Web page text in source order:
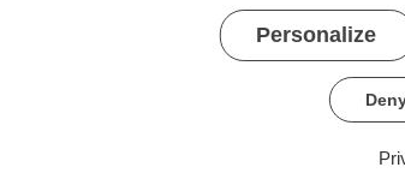
Personalize